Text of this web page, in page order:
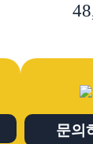
문의